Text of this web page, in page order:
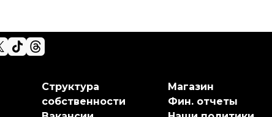
Структура
собственности
Магазин
Фин. отчеты